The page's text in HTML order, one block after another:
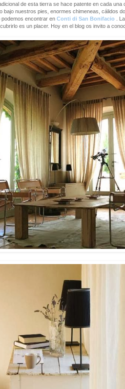
de esta tierra se hace patente en cada
bajo nuestros pies, enormes chimeneas, cálidos
encontrar en Conti di San Bonifacio .
es un placer. Hoy en el blog os invito a